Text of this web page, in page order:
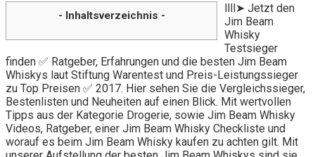
- Inhaltsverzeichnis -
llll➤ Jetzt den
Jim Beam
Whisky
Testsieger
finden ✅ Ratgeber, Erfahrungen und die besten Jim Beam
Whiskys laut Stiftung Warentest und Preis-Leistungssieger
zu Top Preisen ✅ 2017. Hier sehen Sie die Vergleichssieger,
Bestenlisten und Neuheiten auf einen Blick. Mit wertvollen
Tipps aus der Kategorie Drogerie, sowie Jim Beam Whisky
Videos, Ratgeber, einer Jim Beam Whisky Checkliste und
worauf es beim Jim Beam Whisky kaufen zu achten gilt. Mit